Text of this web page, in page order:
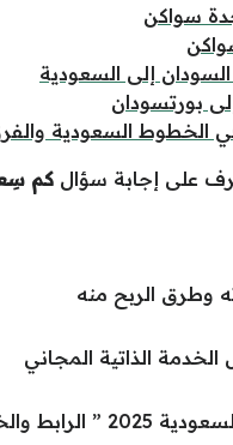
سواكن
إلى السعودية
بورتسودان
الخطوط السعودية
على إجابة سؤال كم
وطرق الربح منه
الذاتية المجاني
والخطوات”